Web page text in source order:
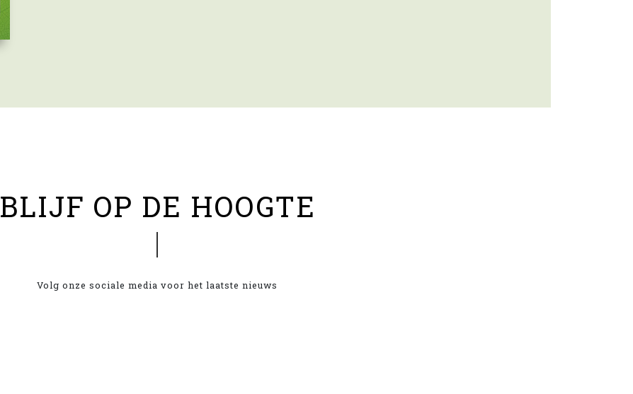
BLIJF OP DE HOOGTE
Volg onze sociale media voor het laatste nieuws